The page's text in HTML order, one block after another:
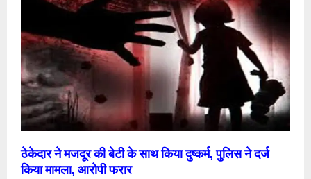
ठेकेदार ने मजदूर की बेटी के साथ किया दुष्कर्म, पुलिस ने दर्ज
किया मामला, आरोपी फरार